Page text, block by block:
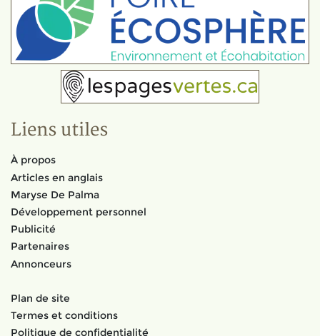
Liens utiles
À propos
Articles en anglais
Maryse De Palma
Développement personnel
Publicité
Partenaires
Annonceurs
Plan de site
Termes et conditions
Politique de confidentialité